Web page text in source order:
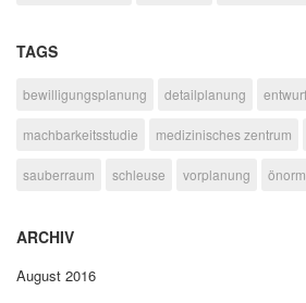
TAGS
bewilligungsplanung detailplanung
machbarkeitsstudie medizinisches zentrum
sauberraum schleuse vorplanung önorm
ARCHIV
August 2016